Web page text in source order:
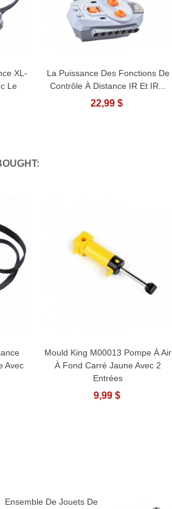
XL-
Le
Ajouter Au Panier
La Puissance Des Fonctions De
Contrôle À Distance IR Et IR...
22,99 $
Avec
Ajouter Au Panier
Mould King M00013 Pompe À Air
À Fond Carré Jaune Avec 2
Entrées
9,99 $
Ensemble De Jouets De